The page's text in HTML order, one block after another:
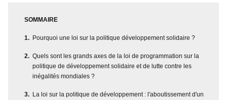
SOMMAIRE
Pourquoi une loi sur la politique développement solidaire ?
Quels sont les grands axes de la loi de programmation sur la
politique de développement solidaire et de lutte contre les
inégalités mondiales ?
La loi sur la politique de développement : l'aboutissement d'un